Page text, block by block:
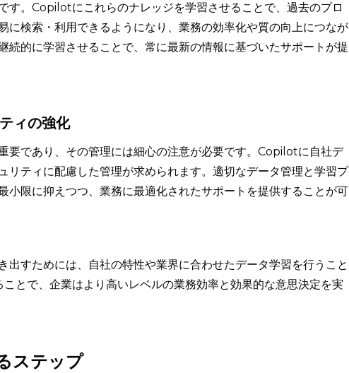
す。Copilotにこれらのナレッジを学習させることで、過去のプロ
に検索・利用できるようになり、業務の効率化や質の向上につなが
続的に学習させることで、常に最新の情報に基づいたサポートが提
ィの強化
要であり、その管理には細心の注意が必要です。Copilotに自社デ
リティに配慮した管理が求められます。適切なデータ管理と学習プ
小限に抑えつつ、業務に最適化されたサポートを提供することが可
出すためには、自社の特性や業界に合わせたデータ学習を行うこと
とで、企業はより高いレベルの業務効率と効果的な意思決定を実
ステップ